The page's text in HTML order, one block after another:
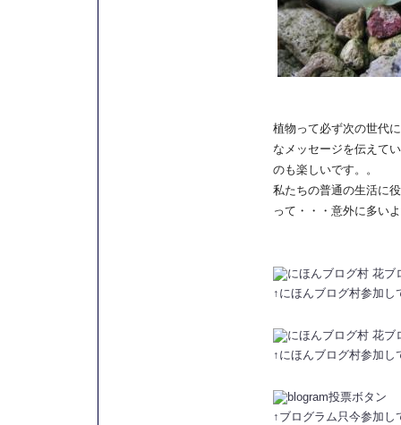
植物って必ず次の世代
なメッセージを伝えて
のも楽しいです。。
私たちの普通の生活に
って・・・意外に多い
↑にほんブログ村参加し
↑にほんブログ村参加し
↑ブログラム只今参加し